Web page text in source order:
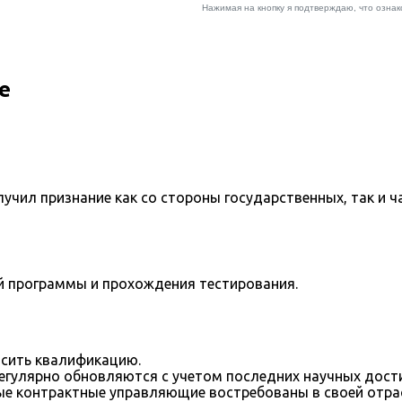
признание как со стороны государственных, так и
и прохождения тестирования.
квалификацию.
обновляются с учетом последних научных
контрактные управляющие востребованы в своей